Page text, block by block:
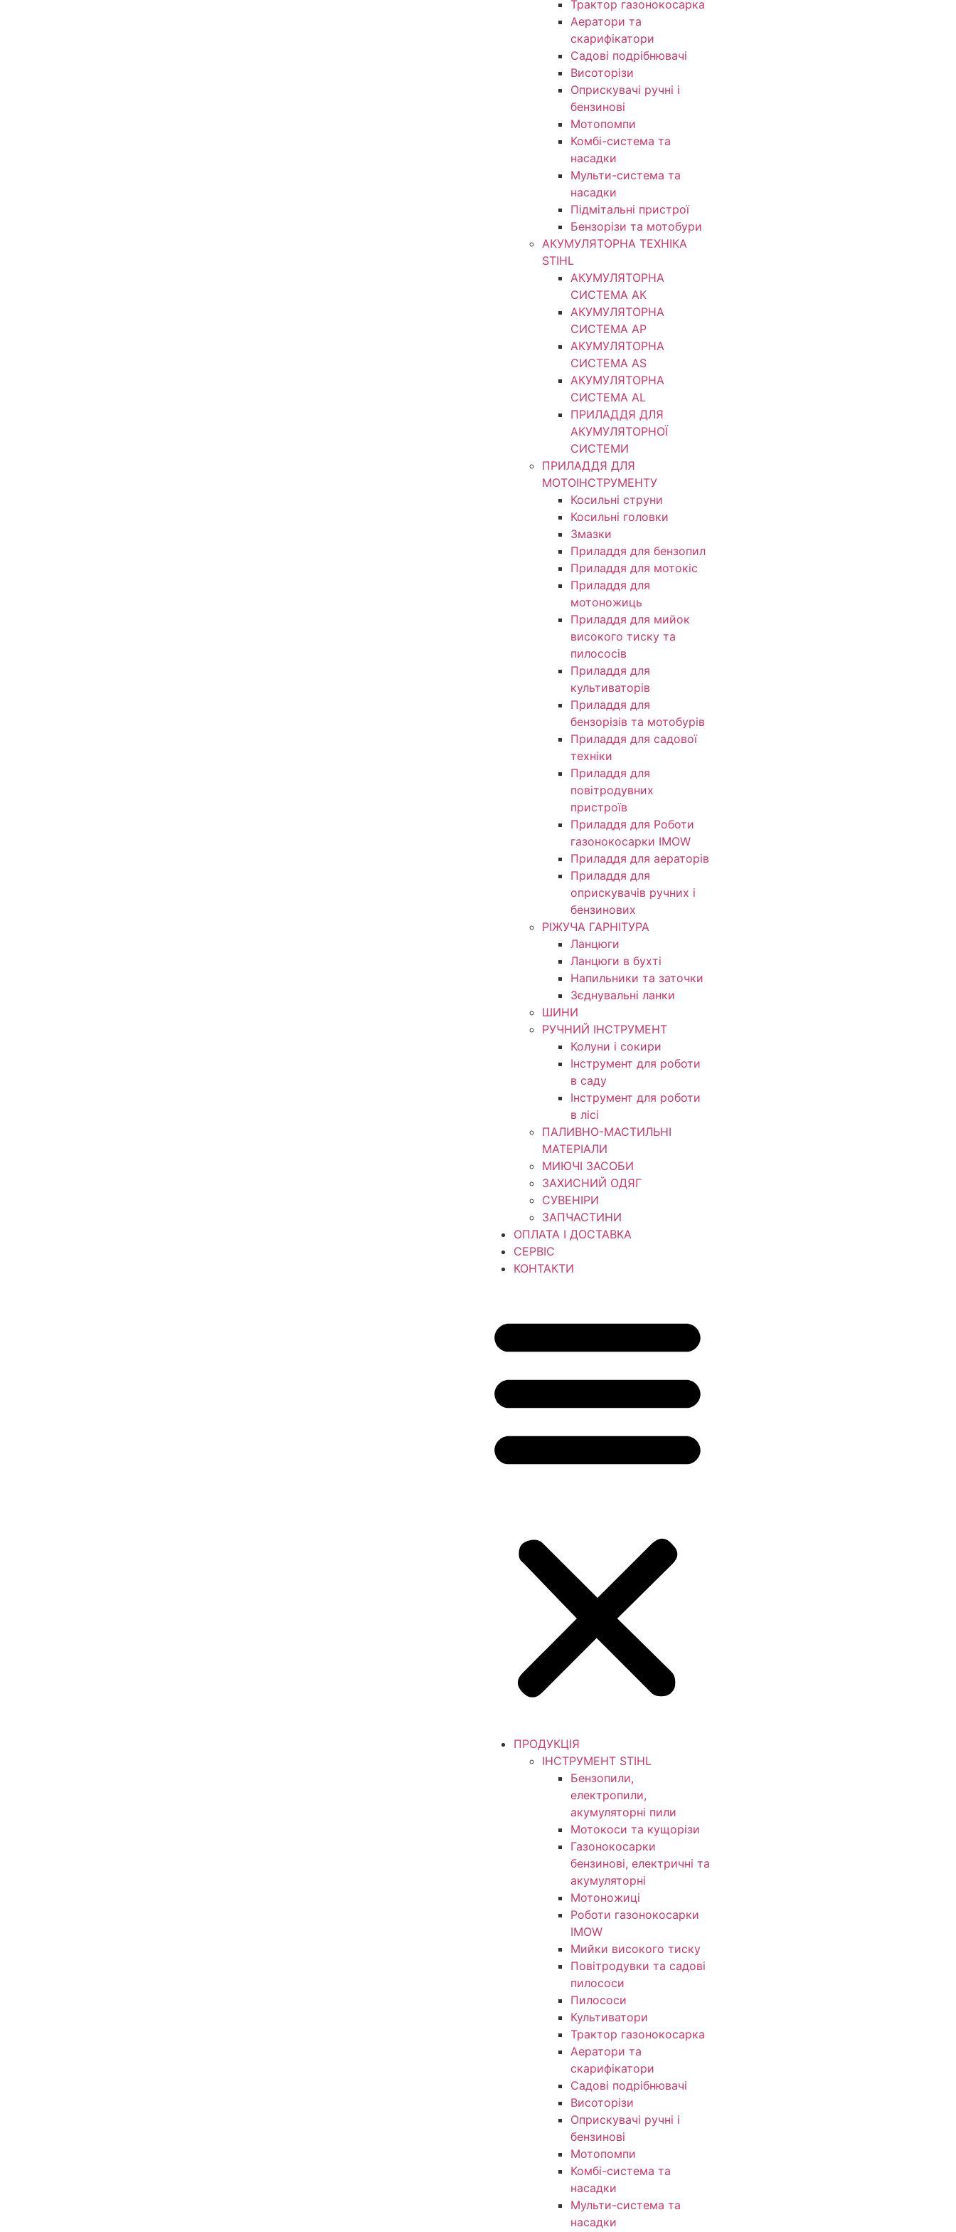
Трактор газонокосарка
Аератори та
скарифікатори
Садові подрібнювачі
Висоторізи
Оприскувачі ручні і
бензинові
Мотопомпи
Комбі-система та
насадки
Мульти-система та
насадки
Підмітальні пристрої
Бензорізи та мотобури
АКУМУЛЯТОРНА ТЕХНІКА
STIHL
АКУМУЛЯТОРНА
СИСТЕМА АК
АКУМУЛЯТОРНА
СИСТЕМА АР
АКУМУЛЯТОРНА
СИСТЕМА AS
АКУМУЛЯТОРНА
СИСТЕМА AL
ПРИЛАДДЯ ДЛЯ
АКУМУЛЯТОРНОЇ
СИСТЕМИ
ПРИЛАДДЯ ДЛЯ
МОТОІНСТРУМЕНТУ
Косильні струни
Косильні головки
Змазки
Приладдя для бензопил
Приладдя для мотокіс
Приладдя для
мотоножиць
Приладдя для мийок
високого тиску та
пилососів
Приладдя для
культиваторів
Приладдя для
бензорізів та мотобурів
Приладдя для садової
техніки
Приладдя для
повітродувних
пристроїв
Приладдя для Роботи
газонокосарки IMOW
Приладдя для аераторів
Приладдя для
оприскувачів ручних і
бензинових
РІЖУЧА ГАРНІТУРА
Ланцюги
Ланцюги в бухті
Напильники та заточки
Зєднувальні ланки
ШИНИ
РУЧНИЙ ІНСТРУМЕНТ
Колуни і сокири
Інструмент для роботи
в саду
Інструмент для роботи
в лісі
ПАЛИВНО-МАСТИЛЬНІ
МАТЕРІАЛИ
МИЮЧІ ЗАСОБИ
ЗАХИСНИЙ ОДЯГ
СУВЕНІРИ
ЗАПЧАСТИНИ
ОПЛАТА І ДОСТАВКА
СЕРВІС
КОНТАКТИ
ПРОДУКЦІЯ
ІНСТРУМЕНТ STIHL
Бензопили,
електропили,
акумуляторні пили
Мотокоси та кущорізи
Газонокосарки
бензинові, електричні та
акумуляторні
Мотоножиці
Роботи газонокосарки
IMOW
Мийки високого тиску
Повітродувки та садові
пилососи
Пилососи
Культиватори
Трактор газонокосарка
Аератори та
скарифікатори
Садові подрібнювачі
Висоторізи
Оприскувачі ручні і
бензинові
Мотопомпи
Комбі-система та
насадки
Мульти-система та
насадки